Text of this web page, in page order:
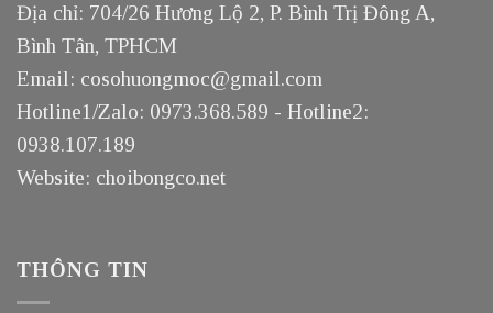
Địa chỉ: 704/26 Hương Lộ 2, P. Bình Trị Đông A,
Bình Tân, TPHCM
Email: cosohuongmoc@gmail.com
Hotline1/Zalo: 0973.368.589 - Hotline2:
0938.107.189
Website: choibongco.net
THÔNG TIN